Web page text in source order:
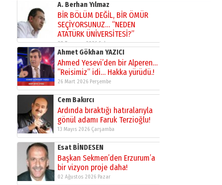
A. Berhan Yılmaz
BİR BÖLÜM DEĞİL, BİR ÖMÜR
SEÇİYORSUNUZ… “NEDEN
ATATÜRK ÜNİVERSİTESİ?”
28 Temmuz 2026 Salı
Ahmet Gökhan YAZICI
Ahmed Yesevi’den bir Alperen…
”Reisimiz” idi… Hakka yürüdü.!
26 Mart 2026 Perşembe
Cem Bakırcı
Ardında bıraktığı hatıralarıyla
gönül adamı Faruk Terzioğlu!
13 Mayıs 2026 Çarşamba
Esat BİNDESEN
Başkan Sekmen’den Erzurum’a
bir vizyon proje daha!
02 Ağustos 2026 Pazar